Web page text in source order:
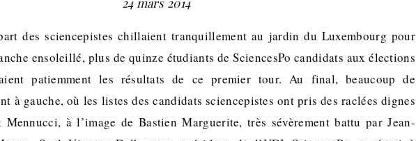
des sciencepistes chillaient tranquillement au jardin du Luxembourg pour
ensoleillé, plus de quinze étudiants de SciencesPo candidats aux élections
patiemment les résultats de ce premier tour. Au final, beaucoup de
à gauche, où les listes des candidats sciencepistes ont pris des raclées dignes
à l’image de Bastien Marguerite, très sévèrement battu par Jean-